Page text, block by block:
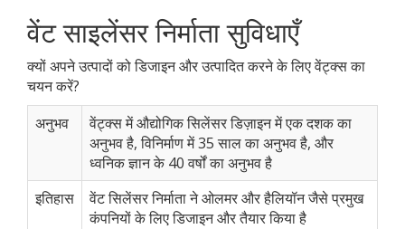
वेंट साइलेंसर निर्माता सुविधाएँ
क्यों अपने उत्पादों को डिजाइन और उत्पादित करने के लिए वेंट्क्स का
चयन करें?
अनुभव
वेंट्क्स में औद्योगिक सिलेंसर डिज़ाइन में एक दशक का
अनुभव है, विनिर्माण में 35 साल का अनुभव है, और
ध्वनिक ज्ञान के 40 वर्षों का अनुभव है
इतिहास
वेंट सिलेंसर निर्माता ने ओलमर और हैलियॉन जैसे प्रमुख
कंपनियों के लिए डिजाइन और तैयार किया है